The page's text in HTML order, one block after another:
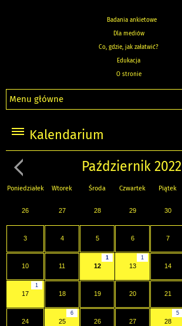
Badania ankietowe
Dla mediów
Co, gdzie, jak załatwić?
Edukacja
O stronie
Menu główne
Kalendarium
Październik 2022
Poniedziałek Wtorek Środa Czwartek Piątek
26 27 28 29 30
3 4 5 6 7
10 11
1
12
1
13 14
1
17 18 19 20 21
24
6
25 26 27
5
28